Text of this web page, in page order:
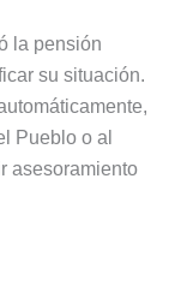
la pensión
su situación.
Pueblo o al
asesoramiento